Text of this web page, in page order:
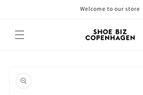
Welcome to our store